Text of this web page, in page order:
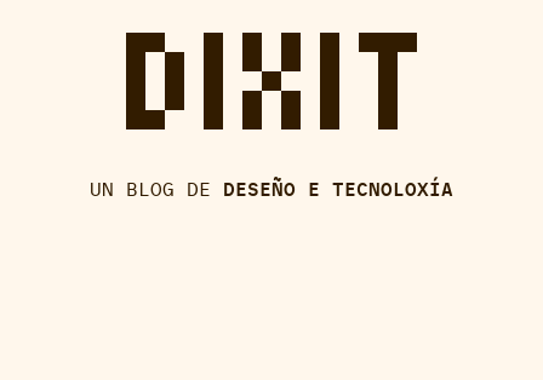
UN BLOG DE DESEÑO E TECNOLOXÍA